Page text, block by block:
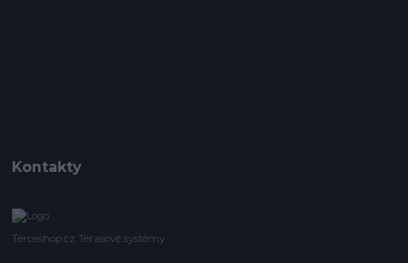
Kontakty
Terceshop.cz Terasové systémy